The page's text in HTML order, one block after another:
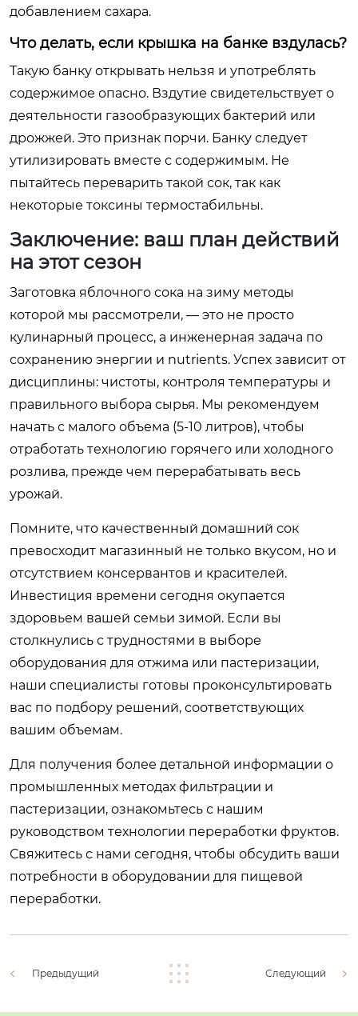
добавлением сахара.
Что делать, если крышка на банке вздулась?
Такую банку открывать нельзя и употреблять
содержимое опасно. Вздутие свидетельствует о
деятельности газообразующих бактерий или
дрожжей. Это признак порчи. Банку следует
утилизировать вместе с содержимым. Не
пытайтесь переварить такой сок, так как
некоторые токсины термостабильны.
Заключение: ваш план действий
на этот сезон
Заготовка яблочного сока на зиму методы
которой мы рассмотрели, — это не просто
кулинарный процесс, а инженерная задача по
сохранению энергии и nutrients. Успех зависит от
дисциплины: чистоты, контроля температуры и
правильного выбора сырья. Мы рекомендуем
начать с малого объема (5-10 литров), чтобы
отработать технологию горячего или холодного
розлива, прежде чем перерабатывать весь
урожай.
Помните, что качественный домашний сок
превосходит магазинный не только вкусом, но и
отсутствием консервантов и красителей.
Инвестиция времени сегодня окупается
здоровьем вашей семьи зимой. Если вы
столкнулись с трудностями в выборе
оборудования для отжима или пастеризации,
наши специалисты готовы проконсультировать
вас по подбору решений, соответствующих
вашим объемам.
Для получения более детальной информации о
промышленных методах фильтрации и
пастеризации, ознакомьтесь с нашим
руководством технологии переработки фруктов.
Свяжитесь с нами сегодня, чтобы обсудить ваши
потребности в оборудовании для пищевой
переработки.
Предыдущий Следующий